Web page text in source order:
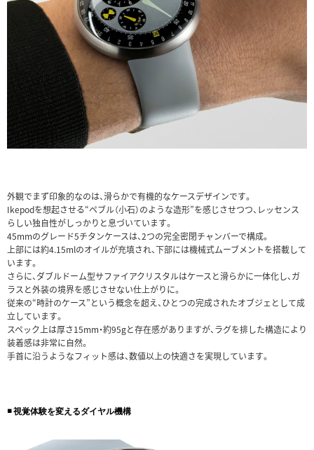
外観でまず印象的なのは、滑らかで有機的なケースデザインです。
Ikepodを想起させる“ペブル（小石）のような造形”を感じさせつつ、レッセンス
らしい独自性がしっかりと息づいています。
45mmのグレード5チタンケースは、2つの完全密閉チャンバーで構成。
上部には約4.15mlのオイルが充填され、下部には機械式ムーブメントを搭載して
います。
さらに、ダブルドーム型サファイアクリスタルはケースと滑らかに一体化し、ガ
ラスと外装の境界を感じさせない仕上がりに。
従来の“時計のケース”という概念を超え、ひとつの完成されたオブジェとして成
立しています。
スペック上は厚さ15mm・約95gと存在感がありますが、ラグを排した構造により
装着感は非常に自然。
手首に沿うようなフィット感は、数値以上の快適さを実現しています。
◾️ 視覚体験を変えるダイヤル機構